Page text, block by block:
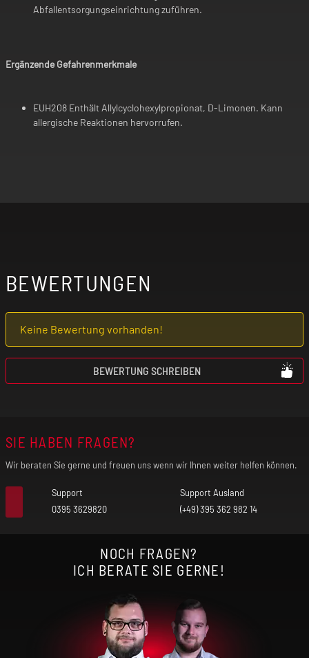
Abfallentsorgungseinrichtung zuführen.
Ergänzende Gefahrenmerkmale
EUH208 Enthält Allylcyclohexylpropionat, D-Limonen. Kann
allergische Reaktionen hervorrufen.
BEWERTUNGEN
Keine Bewertung vorhanden!
BEWERTUNG SCHREIBEN
SIE HABEN FRAGEN?
Wir beraten Sie gerne und freuen uns wenn wir Ihnen weiter helfen können.
Support
0395 3629820
Support Ausland
(+49) 395 362 982 14
NOCH FRAGEN?
ICH BERATE SIE GERNE!